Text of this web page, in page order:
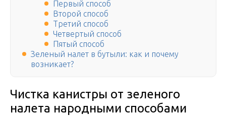
Первый способ
Второй способ
Третий способ
Четвертый способ
Пятый способ
Зеленый налет в бутыли: как и почему
возникает?
Чистка канистры от зеленого
налета народными способами